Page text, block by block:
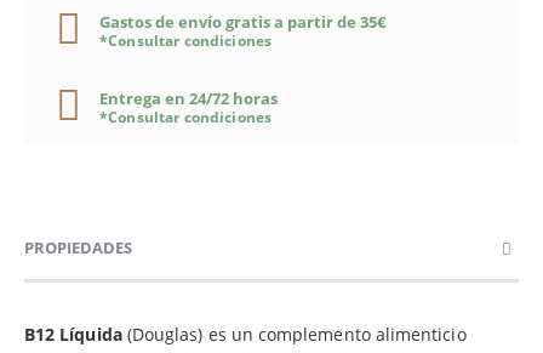
Gastos de envío gratis a partir de 35€
*Consultar condiciones
Entrega en 24/72 horas
*Consultar condiciones
PROPIEDADES
B12 Líquida (Douglas) es un complemento alimenticio